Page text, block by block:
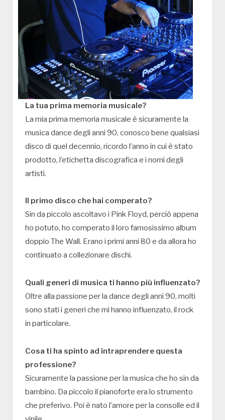
La tua prima memoria musicale?
La mia prima memoria musicale è sicuramente la
musica dance degli anni 90, conosco bene qualsiasi
disco di quel decennio, ricordo l’anno in cui è stato
prodotto, l’etichetta discografica e i nomi degli
artisti.
Il primo disco che hai comperato?
Sin da piccolo ascoltavo i Pink Floyd, perciò appena
ho potuto, ho comperato il loro famosissimo album
doppio The Wall. Erano i primi anni 80 e da allora ho
continuato a collezionare dischi.
Quali generi di musica ti hanno più influenzato?
Oltre alla passione per la dance degli anni 90, molti
sono stati i generi che mi hanno influenzato, il rock
in particolare.
Cosa ti ha spinto ad intraprendere questa
professione?
Sicuramente la passione per la musica che ho sin da
bambino. Da piccolo il pianoforte era lo strumento
che preferivo. Poi è nato l’amore per la consolle ed il